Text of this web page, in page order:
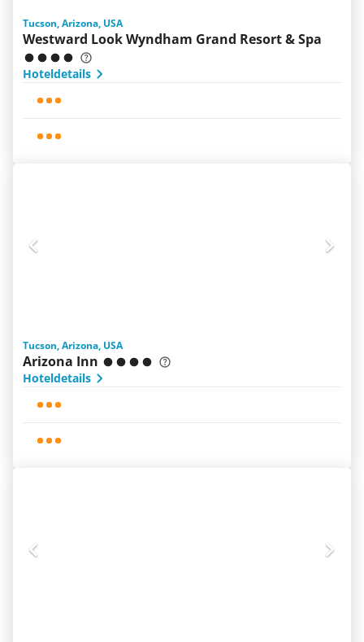
Tucson, Arizona, USA
Westward Look Wyndham Grand Resort & Spa
Hoteldetails
Tucson, Arizona, USA
Arizona Inn
Hoteldetails